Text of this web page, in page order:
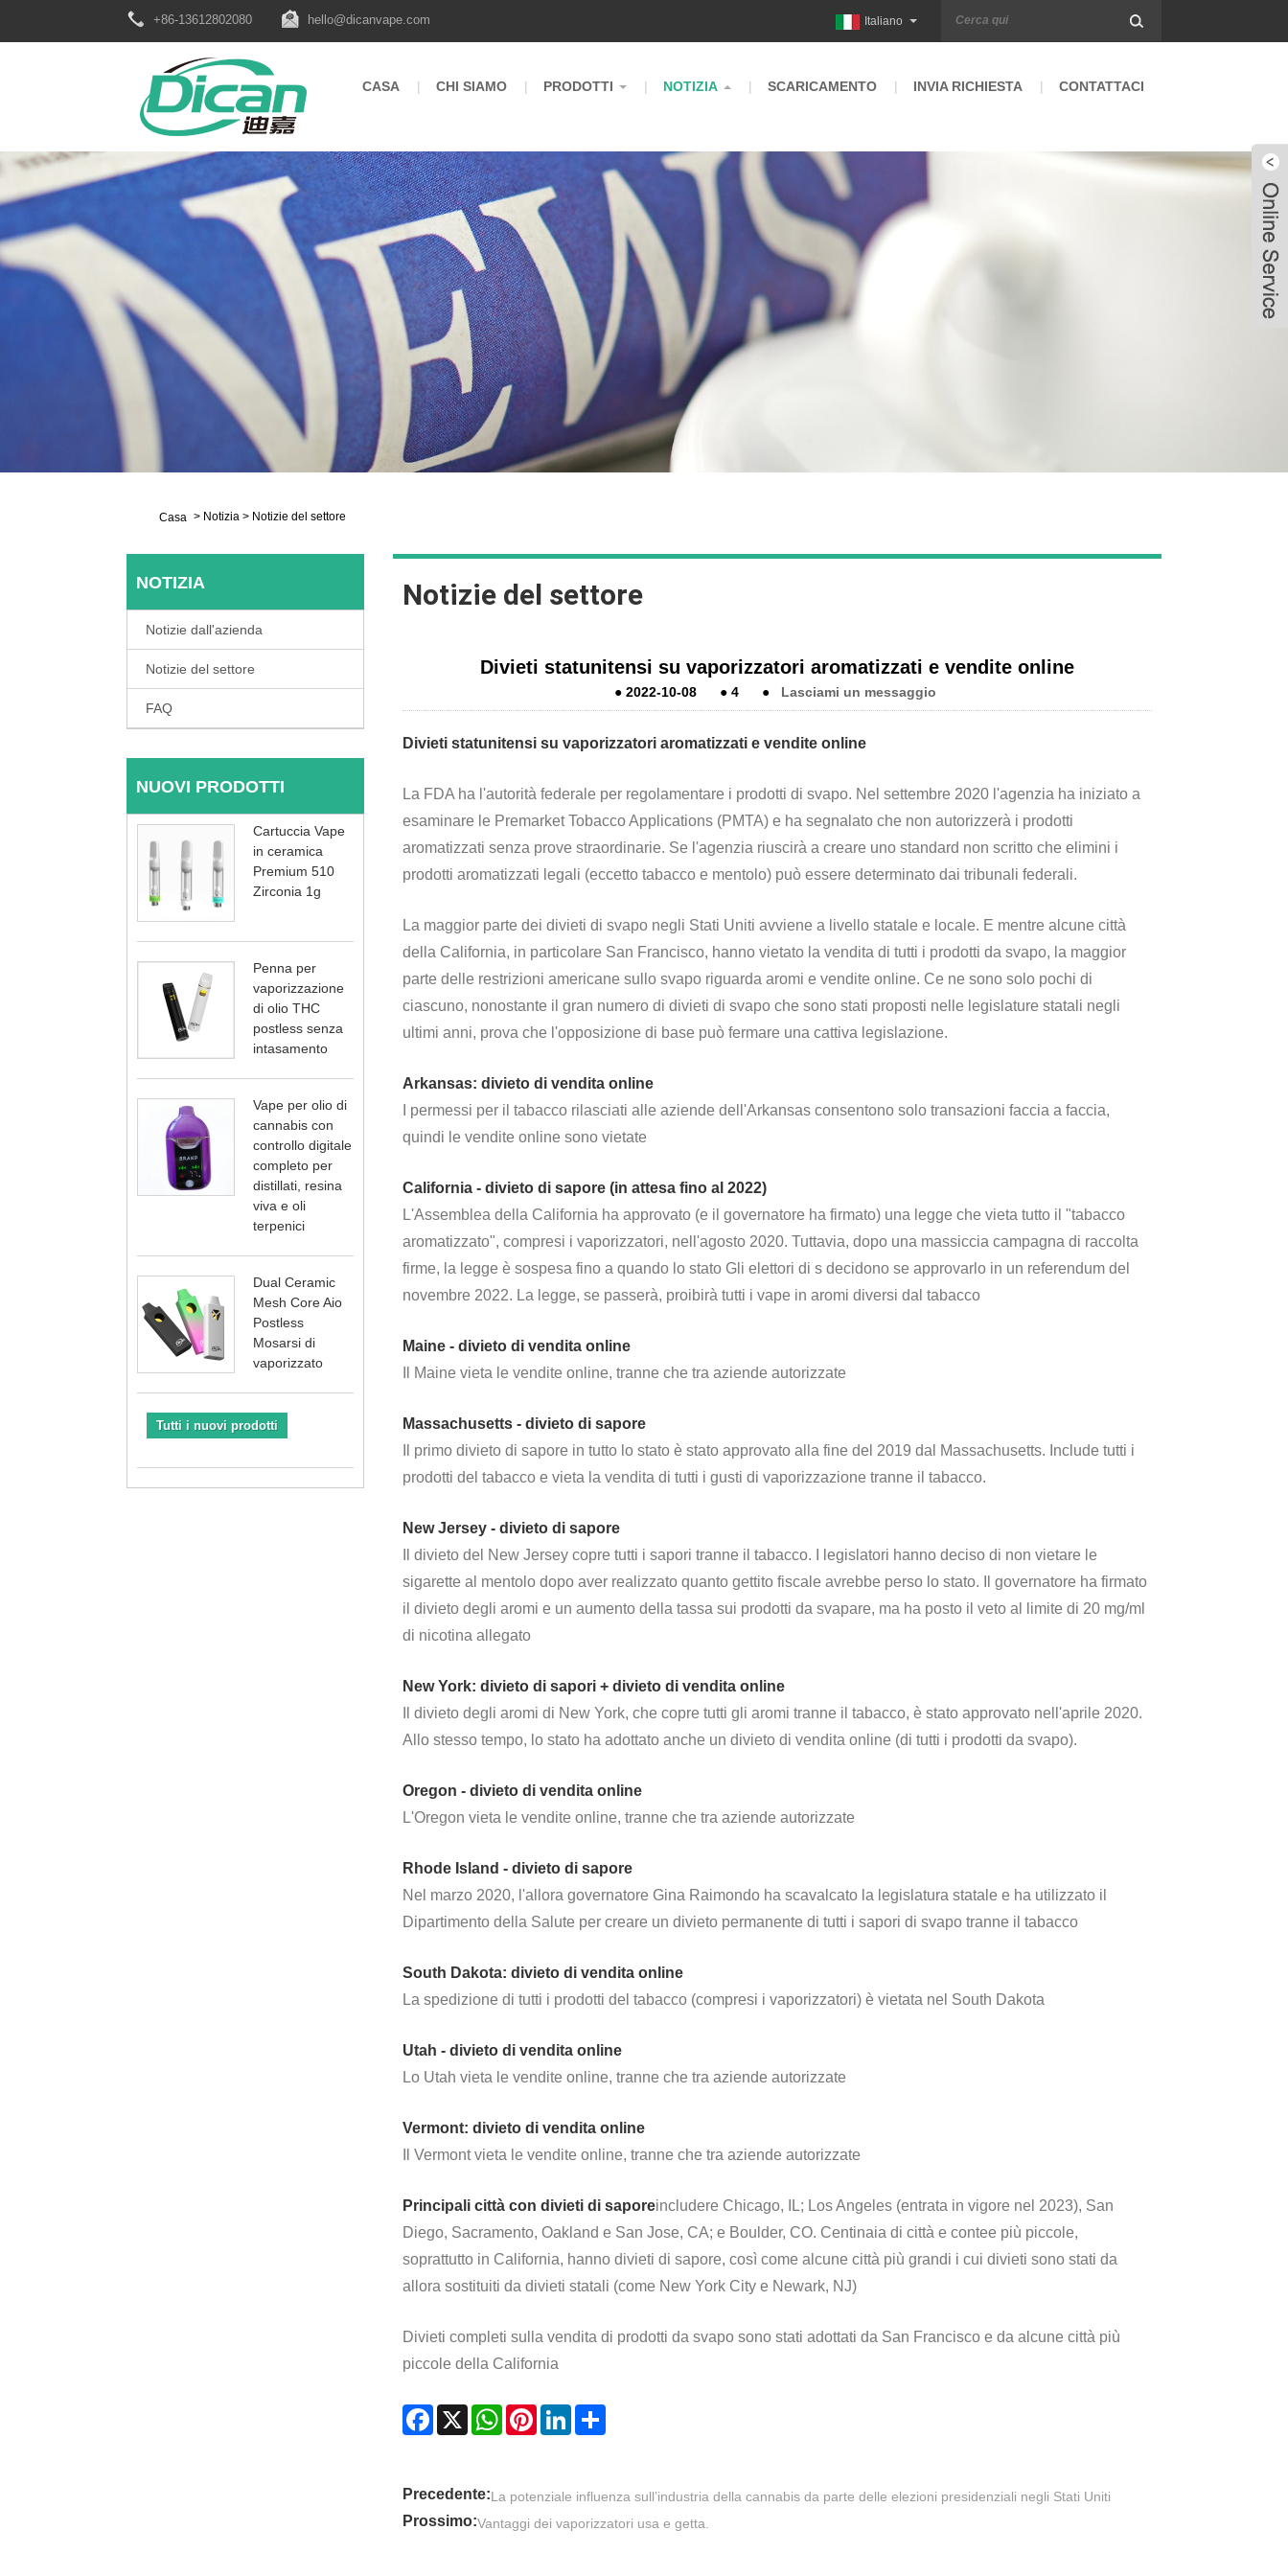
+86-13612802080 hello@dicanvape.com Italiano
CASA CHI SIAMO PRODOTTI NOTIZIA SCARICAMENTO INVIA RICHIESTA CONTATTACI
Casa > Notizia > Notizie del settore
NOTIZIA
Notizie dall'azienda
Notizie del settore
FAQ
NUOVI PRODOTTI
Cartuccia Vape
in ceramica
Premium 510
Zirconia 1g
Penna per
vaporizzazione
di olio THC
postless senza
intasamento
Vape per olio di
cannabis con
controllo digitale
completo per
distillati, resina
viva e oli
terpenici
Dual Ceramic
Mesh Core Aio
Postless
Mosarsi di
vaporizzato
Tutti i nuovi prodotti
Notizie del settore
Divieti statunitensi su vaporizzatori aromatizzati e vendite online
● 2022-10-08 ● 4 ● Lasciami un messaggio
Divieti statunitensi su vaporizzatori aromatizzati e vendite online
La FDA ha l'autorità federale per regolamentare i prodotti di svapo. Nel settembre 2020 l'agenzia ha iniziato a
esaminare le Premarket Tobacco Applications (PMTA) e ha segnalato che non autorizzerà i prodotti
aromatizzati senza prove straordinarie. Se l'agenzia riuscirà a creare uno standard non scritto che elimini i
prodotti aromatizzati legali (eccetto tabacco e mentolo) può essere determinato dai tribunali federali.
La maggior parte dei divieti di svapo negli Stati Uniti avviene a livello statale e locale. E mentre alcune città
della California, in particolare San Francisco, hanno vietato la vendita di tutti i prodotti da svapo, la maggior
parte delle restrizioni americane sullo svapo riguarda aromi e vendite online. Ce ne sono solo pochi di
ciascuno, nonostante il gran numero di divieti di svapo che sono stati proposti nelle legislature statali negli
ultimi anni, prova che l'opposizione di base può fermare una cattiva legislazione.
Arkansas: divieto di vendita online
I permessi per il tabacco rilasciati alle aziende dell'Arkansas consentono solo transazioni faccia a faccia,
quindi le vendite online sono vietate
California - divieto di sapore (in attesa fino al 2022)
L'Assemblea della California ha approvato (e il governatore ha firmato) una legge che vieta tutto il "tabacco
aromatizzato", compresi i vaporizzatori, nell'agosto 2020. Tuttavia, dopo una massiccia campagna di raccolta
firme, la legge è sospesa fino a quando lo stato Gli elettori di s decidono se approvarlo in un referendum del
novembre 2022. La legge, se passerà, proibirà tutti i vape in aromi diversi dal tabacco
Maine - divieto di vendita online
Il Maine vieta le vendite online, tranne che tra aziende autorizzate
Massachusetts - divieto di sapore
Il primo divieto di sapore in tutto lo stato è stato approvato alla fine del 2019 dal Massachusetts. Include tutti i
prodotti del tabacco e vieta la vendita di tutti i gusti di vaporizzazione tranne il tabacco.
New Jersey - divieto di sapore
Il divieto del New Jersey copre tutti i sapori tranne il tabacco. I legislatori hanno deciso di non vietare le
sigarette al mentolo dopo aver realizzato quanto gettito fiscale avrebbe perso lo stato. Il governatore ha firmato
il divieto degli aromi e un aumento della tassa sui prodotti da svapare, ma ha posto il veto al limite di 20 mg/ml
di nicotina allegato
New York: divieto di sapori + divieto di vendita online
Il divieto degli aromi di New York, che copre tutti gli aromi tranne il tabacco, è stato approvato nell'aprile 2020.
Allo stesso tempo, lo stato ha adottato anche un divieto di vendita online (di tutti i prodotti da svapo).
Oregon - divieto di vendita online
L'Oregon vieta le vendite online, tranne che tra aziende autorizzate
Rhode Island - divieto di sapore
Nel marzo 2020, l'allora governatore Gina Raimondo ha scavalcato la legislatura statale e ha utilizzato il
Dipartimento della Salute per creare un divieto permanente di tutti i sapori di svapo tranne il tabacco
South Dakota: divieto di vendita online
La spedizione di tutti i prodotti del tabacco (compresi i vaporizzatori) è vietata nel South Dakota
Utah - divieto di vendita online
Lo Utah vieta le vendite online, tranne che tra aziende autorizzate
Vermont: divieto di vendita online
Il Vermont vieta le vendite online, tranne che tra aziende autorizzate
Principali città con divieti di saporeincludere Chicago, IL; Los Angeles (entrata in vigore nel 2023), San
Diego, Sacramento, Oakland e San Jose, CA; e Boulder, CO. Centinaia di città e contee più piccole,
soprattutto in California, hanno divieti di sapore, così come alcune città più grandi i cui divieti sono stati da
allora sostituiti da divieti statali (come New York City e Newark, NJ)
Divieti completi sulla vendita di prodotti da svapo sono stati adottati da San Francisco e da alcune città più
piccole della California
Facebook
X WhatsAppPinterestLinkedInShare
Precedente:La potenziale influenza sull’industria della cannabis da parte delle elezioni presidenziali negli Stati Uniti
Prossimo:Vantaggi dei vaporizzatori usa e getta.